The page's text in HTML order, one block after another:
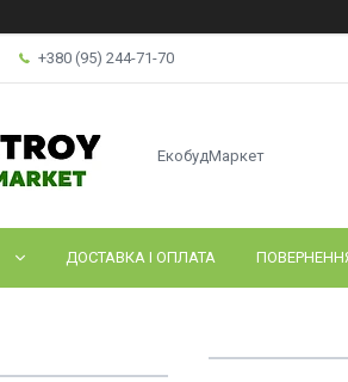
+380 (95) 244-71-70
ЕкобудМаркет
ДОСТАВКА І ОПЛАТА